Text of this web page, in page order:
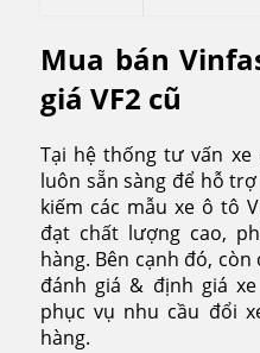
Mua bán
giá VF2 cũ
Tại hệ thống tư vấn xe
luôn sẵn sàng để hỗ
kiếm các mẫu xe ô tô
đạt chất lượng cao,
hàng. Bên cạnh đó,
đánh giá & định giá
phục vụ nhu cầu đổi
hàng.